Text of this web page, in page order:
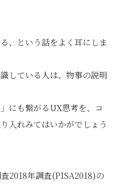
、という話をよく耳にしま
している人は、物事の説明
にも繋がるUX思考を、コ
入れみてはいかがでしょう
2018年調査(PISA2018)の